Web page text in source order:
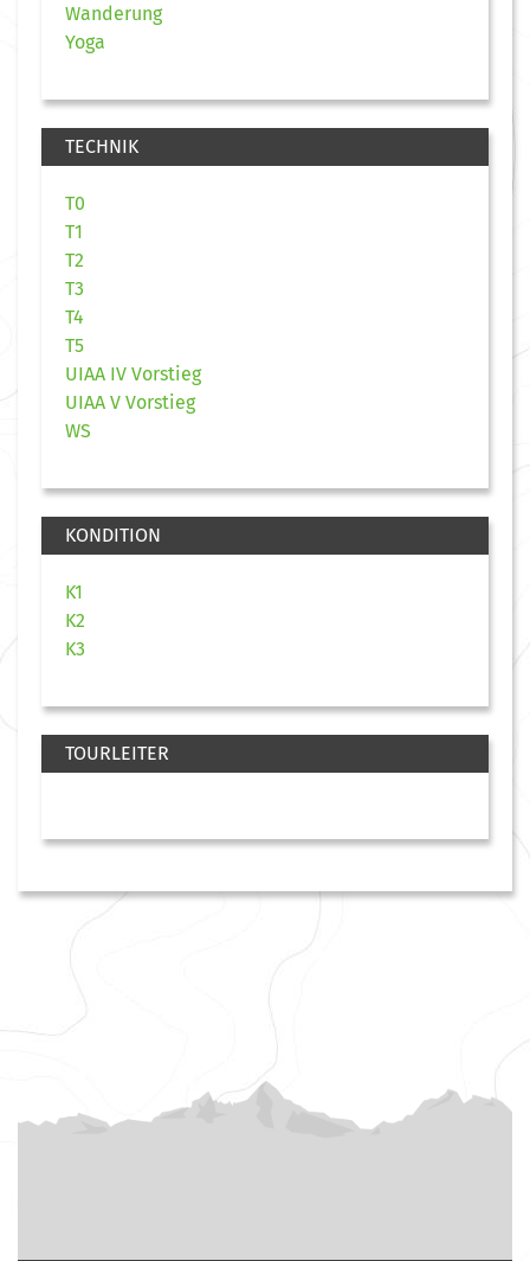
Wanderung
Yoga
TECHNIK
T0
T1
T2
T3
T4
T5
UIAA IV Vorstieg
UIAA V Vorstieg
WS
KONDITION
K1
K2
K3
TOURLEITER